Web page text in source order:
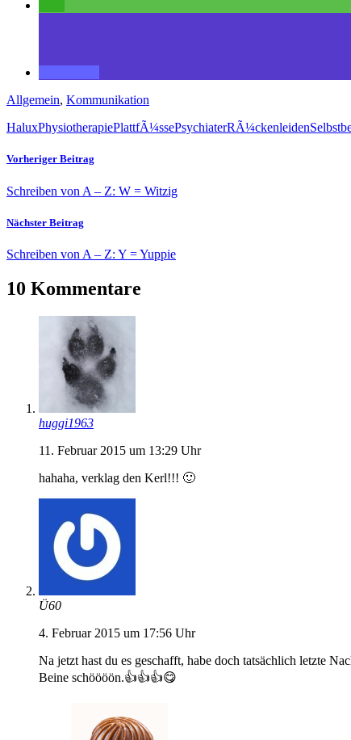
Allgemein, Kommunikation
HaluxPhysiotherapiePlattfÃ¼ssePsychiaterRÃ¼ckenleiden
Vorheriger Beitrag
Schreiben von A – Z: W = Witzig
Nächster Beitrag
Schreiben von A – Z: Y = Yuppie
10 Kommentare
huggi1963
11. Februar 2015 um 13:29 Uhr
hahaha, verklag den Kerl!!! 🙂
Ü60
4. Februar 2015 um 17:56 Uhr
Na jetzt hast du es geschafft, habe doch tatsächlich letzte
Beine schöööön.👍👍👍😋